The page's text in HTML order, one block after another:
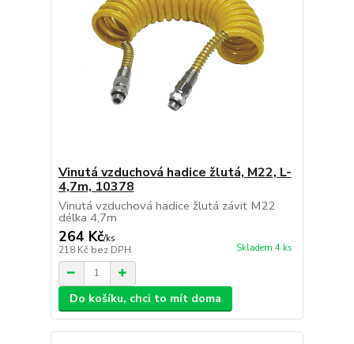
Vinutá vzduchová hadice žlutá, M22, L-
4,7m, 10378
Vinutá vzduchová hadice žlutá závit M22
délka 4,7m
264 Kč/ks
218 Kč bez DPH Skladem 4 ks
Do košíku, chci to mít doma